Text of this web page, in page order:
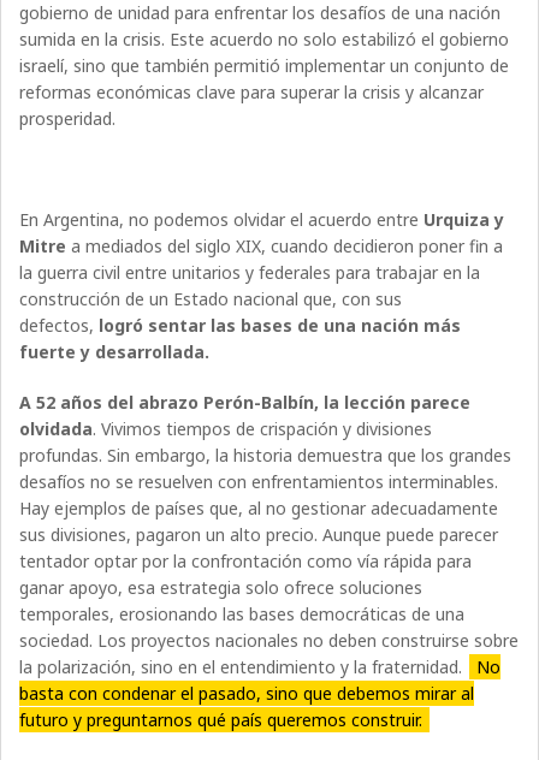
gobierno de unidad para enfrentar los desafíos de una nación
sumida en la crisis. Este acuerdo no solo estabilizó el gobierno
israelí, sino que también permitió implementar un conjunto de
reformas económicas clave para superar la crisis y alcanzar
prosperidad.
En Argentina, no podemos olvidar el acuerdo entre Urquiza y
Mitrea mediados del siglo XIX, cuando decidieron poner fin a
la guerra civil entre unitarios y federales para trabajar en la
construcción de un Estado nacional que, con sus
defectos, logró sentar las bases de una nación más
fuerte y desarrollada.
A 52 años del abrazo Perón-Balbín, la lección parece
olvidada. Vivimos tiempos de crispación y divisiones
profundas. Sin embargo, la historia demuestra que los grandes
desafíos no se resuelven con enfrentamientos interminables.
Hay ejemplos de países que, al no gestionar adecuadamente
sus divisiones, pagaron un alto precio. Aunque puede parecer
tentador optar por la confrontación como vía rápida para
ganar apoyo, esa estrategia solo ofrece soluciones
temporales, erosionando las bases democráticas de una
sociedad. Los proyectos nacionales no deben construirse sobre
la polarización, sino en el entendimiento y la fraternidad.
No
basta con condenar el pasado, sino que debemos mirar al
futuro y preguntarnos qué país queremos construir.